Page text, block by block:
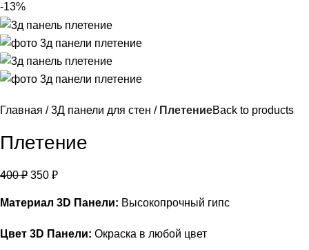
-13%
Главная 3Д панели для стен ПлетениеBack to products
Плетение
400₽ 350 ₽
Материал 3D Панели: Высокопрочный гипс
Цвет 3D Панели: Окраска в любой цвет